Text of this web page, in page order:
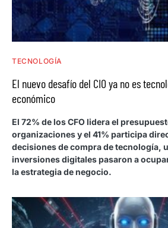
TECNOLOGÍA
El nuevo desafío del CIO ya no es
económico
El 72% de los CFO lidera el
organizaciones y el 41% participa
decisiones de compra de tecnología,
inversiones digitales pasaron a
la estrategia de negocio.